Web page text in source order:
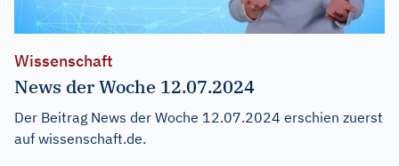
Wissenschaft
News der Woche 12.07.2024
Der Beitrag News der Woche 12.07.2024 erschien zuerst
auf wissenschaft.de.